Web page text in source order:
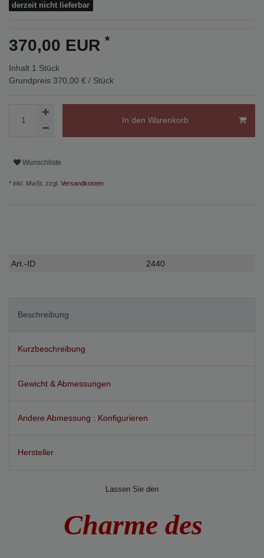
derzeit nicht lieferbar
370,00 EUR *
Inhalt 1 Stück
Grundpreis 370,00 € / Stück
In den Warenkorb
Wunschliste
* inkl. MwSt. zzgl. Versandkosten
Technisches
Wert
Art.-ID 2440
Beschreibung
Kurzbeschreibung
Gewicht & Abmessungen
Andere Abmessung : Konfigurieren
Hersteller
Lassen Sie den
Charme des